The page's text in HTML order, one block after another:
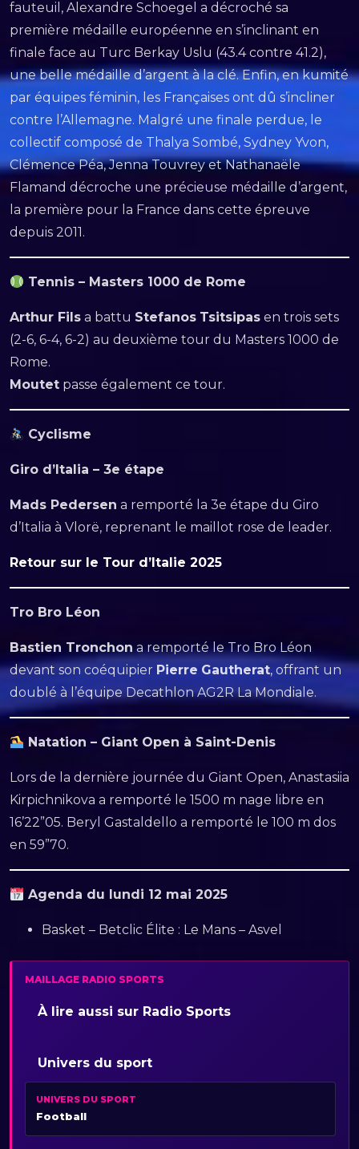
fauteuil, Alexandre Schoegel a décroché sa
première médaille européenne en s’inclinant en
finale face au Turc Berkay Uslu (43.4 contre 41.2),
une belle médaille d’argent à la clé. Enfin, en kumité
par équipes féminin, les Françaises ont dû s’incliner
contre l’Allemagne. Malgré une finale perdue, le
collectif composé de Thalya Sombé, Sydney Yvon,
Clémence Péa, Jenna Touvrey et Nathanaële
Flamand décroche une précieuse médaille d’argent,
la première pour la France dans cette épreuve
depuis 2011.
Tennis – Masters 1000 de Rome
Arthur Fils a battu Stefanos Tsitsipas en trois sets
(2-6, 6-4, 6-2) au deuxième tour du Masters 1000 de
Rome.
Moutet passe également ce tour.
Cyclisme
Giro d’Italia – 3e étape
Mads Pedersen a remporté la 3e étape du Giro
d’Italia à Vlorë, reprenant le maillot rose de leader.
Retour sur le Tour d’Italie 2025
Tro Bro Léon
Bastien Tronchona remporté le Tro Bro Léon
devant son coéquipier Pierre Gautherat, offrant un
doublé à l’équipe Decathlon AG2R La Mondiale.
Natation – Giant Open à Saint-Denis
Lors de la dernière journée du Giant Open, Anastasiia
Kirpichnikova a remporté le 1500 m nage libre en
16’22”05. Beryl Gastaldello a remporté le 100 m dos
en 59”70.
Agenda du lundi 12 mai 2025
Basket – Betclic Élite : Le Mans – Asvel
MAILLAGE RADIO SPORTS
À lire aussi sur Radio Sports
Univers du sport
UNIVERS DU SPORT
Football